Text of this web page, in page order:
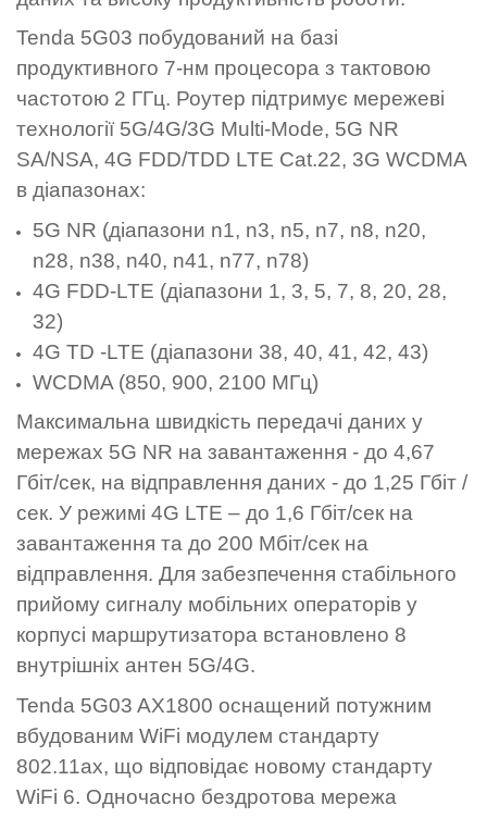
Tenda 5G03 побудований на базі
продуктивного 7-нм процесора з тактовою
частотою 2 ГГц. Роутер підтримує мережеві
технології 5G/4G/3G Multi-Mode, 5G NR
SA/NSA, 4G FDD/TDD LTE Cat.22, 3G WCDMA
в діапазонах:
5G NR (діапазони n1, n3, n5, n7, n8, n20,
n28, n38, n40, n41, n77, n78)
4G FDD-LTE (діапазони 1, 3, 5, 7, 8, 20, 28,
32)
4G TD -LTE (діапазони 38, 40, 41, 42, 43)
WCDMA (850, 900, 2100 МГц)
Максимальна швидкість передачі даних у
мережах 5G NR на завантаження - до 4,67
Гбіт/сек, на відправлення даних - до 1,25 Гбіт /
сек. У режимі 4G LTE – до 1,6 Гбіт/сек на
завантаження та до 200 Мбіт/сек на
відправлення. Для забезпечення стабільного
прийому сигналу мобільних операторів у
корпусі маршрутизатора встановлено 8
внутрішніх антен 5G/4G.
Tenda 5G03 AX1800 оснащений потужним
вбудованим WiFi модулем стандарту
802.11ax, що відповідає новому стандарту
WiFi 6. Одночасно бездротова мережа